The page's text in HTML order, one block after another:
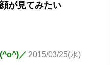
が見てみたい
／ 2015/03/25(水)